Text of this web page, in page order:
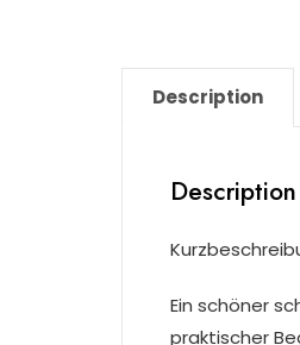
Description
Description
Ein schöner
praktischer